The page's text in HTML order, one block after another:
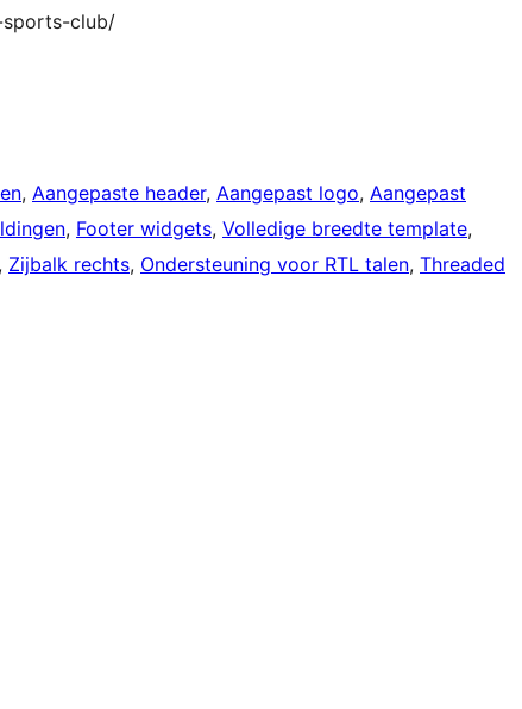
sports-club/
, Aangepaste header, Aangepast logo, Aangepast
, Footer widgets, Volledige breedte template
, Zijbalk rechts, Ondersteuning voor RTL talen, Threaded